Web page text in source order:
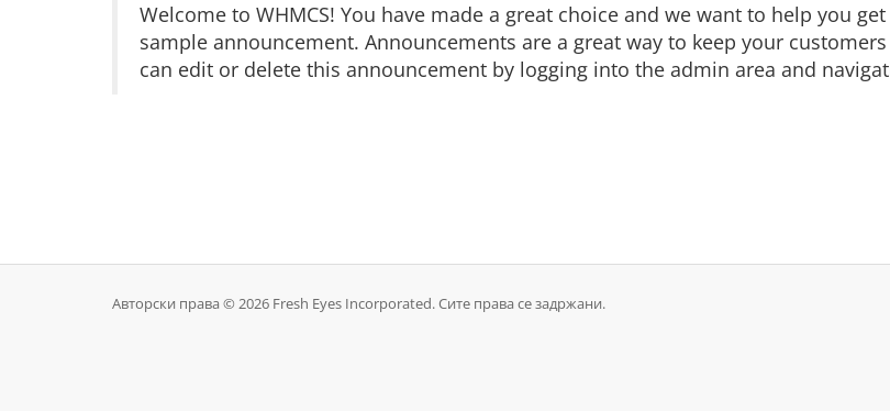
Welcome to WHMCS! You have made a great choice and we want to help you
sample announcement. Announcements are a great way to keep your
can edit or delete this announcement by logging into the admin area and
Авторски права © 2026 Fresh Eyes Incorporated. Сите права се задржани.